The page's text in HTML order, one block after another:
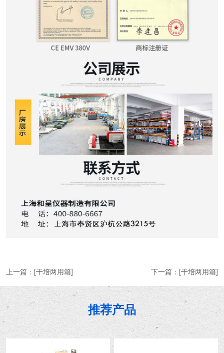
上一篇： [干培两用箱] 下一篇： [干培两用箱]
推荐产品